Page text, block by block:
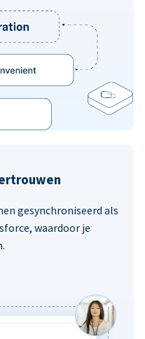
gesynchroniseerd als
waardoor je